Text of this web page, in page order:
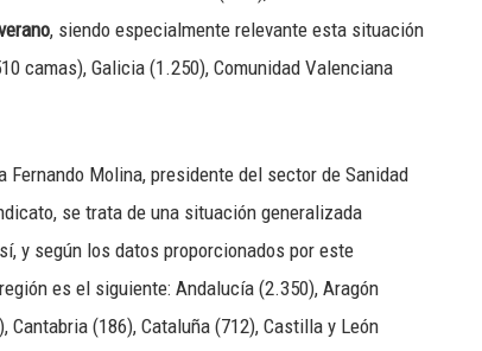
, siendo especialmente relevante esta situación
camas), Galicia (1.250), Comunidad Valenciana
Molina, presidente del sector de Sanidad
se trata de una situación generalizada
y según los datos proporcionados por este
es el siguiente: Andalucía (2.350), Aragón
Cantabria (186), Cataluña (712), Castilla y León